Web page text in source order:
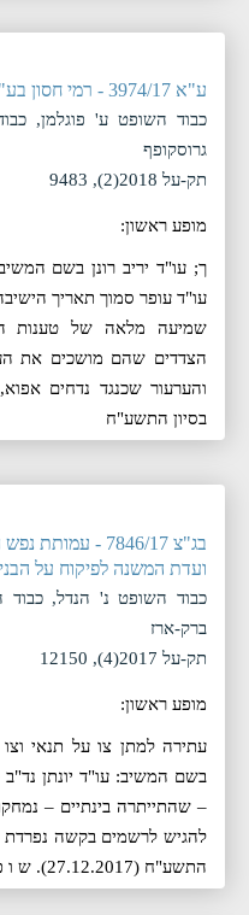
ע"א 3974/17 - רמי חסון בע"מ נ' עיריית חדרה
כבוד השופט ע' פוגלמן,
גרוסקופף
תק-על 2018(2), 9483
מופע ראשון:
ך; עו"ד יריב רונן בשם
עו"ד עופר סמוך תאריך
שמיעה מלאה של טענות
הצדדים שהם מושכים את
והערעור שכנגד נדחים
בסיון התשע"ח
בג"צ 7846/17 -
ועדת המשנה לפיקוח על
כבוד השופט נ' הנדל,
ברק-ארז
תק-על 2017(4), 12150
מופע ראשון:
עתירה למתן צו על תנאי
בשם המשיב: עו"ד יונתן
– שהתייתרה בינתיים –
להגיש לרשמים בקשה
התשע"ח (‏27.12.2017). ש ו פ ט ש ו פ ט ש ו פ ט ת